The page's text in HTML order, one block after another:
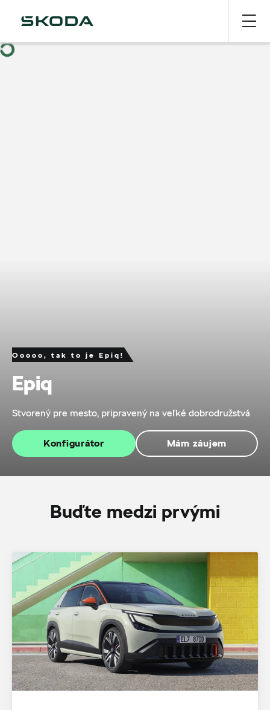
Ooooo, tak to je Epiq!
Epiq
Stvorený pre mesto, pripravený na veľké dobrodružstvá
Konfigurátor Mám záujem
Buďte medzi prvými